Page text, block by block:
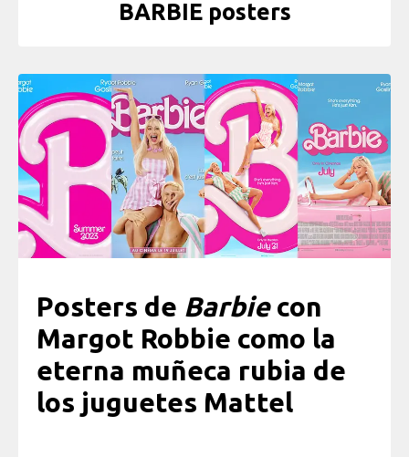
BARBIE posters
Posters de Barbiecon
Margot Robbie como la
eterna muñeca rubia de
los juguetes Mattel